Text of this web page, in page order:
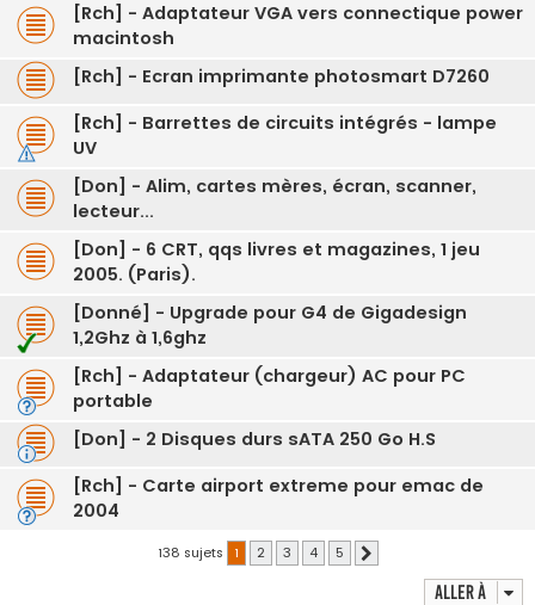
[Rch] - Adaptateur VGA vers connectique power
macintosh
[Rch] - Ecran imprimante photosmart D7260
[Rch] - Barrettes de circuits intégrés - lampe
UV
[Don] - Alim, cartes mères, écran, scanner,
lecteur...
[Don] - 6 CRT, qqs livres et magazines, 1 jeu
2005. (Paris).
[Donné] - Upgrade pour G4 de Gigadesign
1,2Ghz à 1,6ghz
[Rch] - Adaptateur (chargeur) AC pour PC
portable
[Don] - 2 Disques durs sATA 250 Go H.S
[Rch] - Carte airport extreme pour emac de
2004
138 sujets 1 2 3 4 5
Aller à